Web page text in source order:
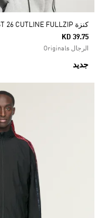
كنزة SPACER TEAMGEIST 26 CUTLINE FULLZIP
KD 39.75
الرجال Originals
جديد